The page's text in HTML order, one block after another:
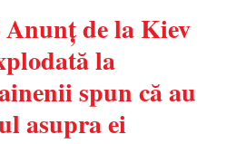
de la Kiev
la
spun că au
asupra ei